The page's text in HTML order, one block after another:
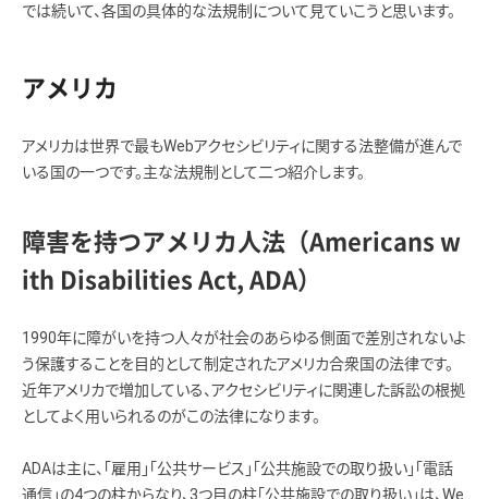
では続いて、各国の具体的な法規制について見ていこうと思います。
アメリカ
アメリカは世界で最もWebアクセシビリティに関する法整備が進んで
いる国の一つです。主な法規制として二つ紹介します。
障害を持つアメリカ人法（Americans w
ith Disabilities Act, ADA）
1990年に障がいを持つ人々が社会のあらゆる側面で差別されないよ
う保護することを目的として制定されたアメリカ合衆国の法律です。
近年アメリカで増加している、アクセシビリティに関連した訴訟の根拠
としてよく用いられるのがこの法律になります。
ADAは主に、「雇用」「公共サービス」「公共施設での取り扱い」「電話
通信」の4つの柱からなり、3つ目の柱「公共施設での取り扱い」は、We